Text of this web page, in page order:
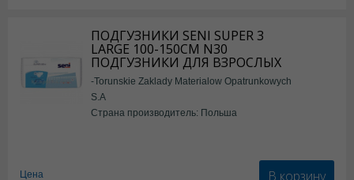
ПОДГУЗНИКИ SENI SUPER 3
LARGE 100-150СМ N30
ПОДГУЗНИКИ ДЛЯ ВЗРОСЛЫХ
-Torunskie Zaklady Materialow Opatrunkowych
S.A
Страна производитель: Польша
Цена В корзину